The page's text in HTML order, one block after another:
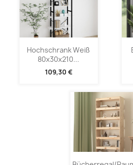
Hochschrank Weiß
80x30x210...
109,30 €